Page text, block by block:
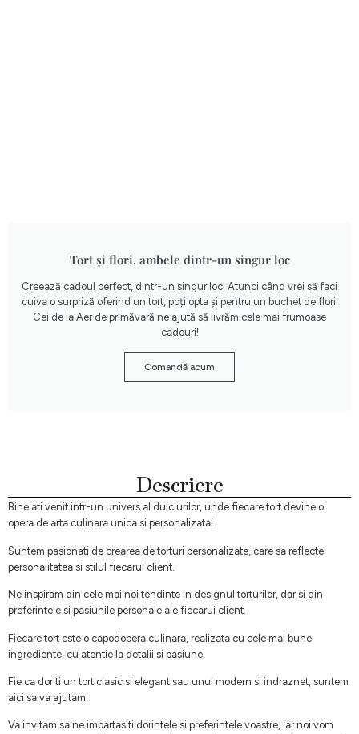
Tort și flori, ambele dintr-un singur loc
Creează cadoul perfect, dintr-un singur loc! Atunci când vrei să faci
cuiva o surpriză oferind un tort, poți opta și pentru un buchet de flori.
Cei de la Aer de primăvară ne ajută să livrăm cele mai frumoase
cadouri!
Comandă acum
Descriere
Bine ati venit intr-un univers al dulciurilor, unde fiecare tort devine o
opera de arta culinara unica si personalizata!
Suntem pasionati de crearea de torturi personalizate, care sa reflecte
personalitatea si stilul fiecarui client.
Ne inspiram din cele mai noi tendinte in designul torturilor, dar si din
preferintele si pasiunile personale ale fiecarui client.
Fiecare tort este o capodopera culinara, realizata cu cele mai bune
ingrediente, cu atentie la detalii si pasiune.
Fie ca doriti un tort clasic si elegant sau unul modern si indraznet, suntem
aici sa va ajutam.
Va invitam sa ne impartasiti dorintele si preferintele voastre, iar noi vom